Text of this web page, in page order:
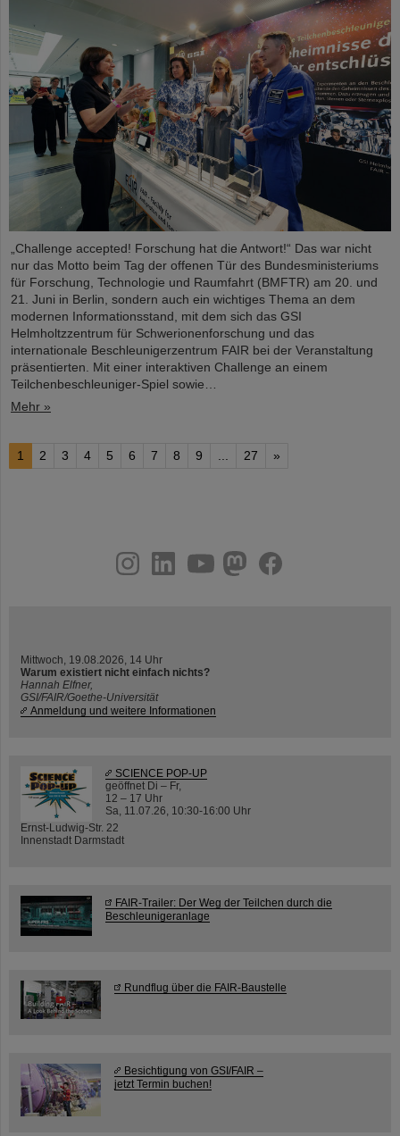
„Challenge accepted! Forschung hat die Antwort!“ Das war nicht
nur das Motto beim Tag der offenen Tür des Bundesministeriums
für Forschung, Technologie und Raumfahrt (BMFTR) am 20. und
21. Juni in Berlin, sondern auch ein wichtiges Thema an dem
modernen Informationsstand, mit dem sich das GSI
Helmholtzzentrum für Schwerionenforschung und das
internationale Beschleunigerzentrum FAIR bei der Veranstaltung
präsentierten. Mit einer interaktiven Challenge an einem
Teilchenbeschleuniger-Spiel sowie…
Mehr »
1 2 3 4 5 6 7 8 9 27 »
youtube
helmholtz.social
facebook
Mittwoch, 19.08.2026, 14 Uhr
Warum existiert nicht einfach nichts?
Hannah Elfner,
GSI/FAIR/Goethe-Universität
Anmeldung und weitere Informationen
SCIENCE POP-UP
geöffnet Di – Fr,
12 – 17 Uhr
Sa, 11.07.26, 10:30-16:00 Uhr
Ernst-Ludwig-Str. 22
Innenstadt Darmstadt
FAIR-Trailer: Der Weg der Teilchen durch die
Beschleunigeranlage
Rundflug über die FAIR-Baustelle
Besichtigung von GSI/FAIR –
jetzt Termin buchen!